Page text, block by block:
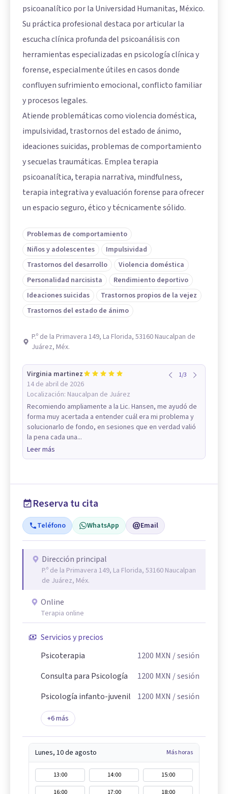
psicoanalítico por la Universidad Humanitas, México.
Su práctica profesional destaca por articular la
escucha clínica profunda del psicoanálisis con
herramientas especializadas en psicología clínica y
forense, especialmente útiles en casos donde
confluyen sufrimiento emocional, conflicto familiar
y procesos legales.
Atiende problemáticas como violencia doméstica,
impulsividad, trastornos del estado de ánimo,
ideaciones suicidas, problemas de comportamiento
y secuelas traumáticas. Emplea terapia
psicoanalítica, terapia narrativa, mindfulness,
terapia integrativa y evaluación forense para ofrecer
un espacio seguro, ético y técnicamente sólido.
Problemas de comportamiento
Niños y adolescentes
Impulsividad
Trastornos del desarrollo
Violencia doméstica
Personalidad narcisista
Rendimiento deportivo
Ideaciones suicidas
Trastornos propios de la vejez
Trastornos del estado de ánimo
P.º de la Primavera 149, La Florida, 53160 Naucalpan de
Juárez, Méx.
Virginia martinez
14 de abril de 2026
Localización: Naucalpan de Juárez
1/3
Recomiendo ampliamente a la Lic. Hansen, me ayudó de
forma muy acertada a entender cuál era mi problema y
solucionarlo de fondo, en sesiones que en verdad valió
la pena cada una...
Leer más
Reserva tu cita
Teléfono WhatsApp Email
Dirección principal
P.º de la Primavera 149, La Florida, 53160 Naucalpan
de Juárez, Méx.
Online
Terapia online
Servicios y precios
Psicoterapia
1200 MXN / sesión
Consulta para Psicología
1200 MXN / sesión
Psicología infanto-juvenil
1200 MXN / sesión
+6más
Lunes, 10 de agosto Más horas
13:00 14:00
15:00